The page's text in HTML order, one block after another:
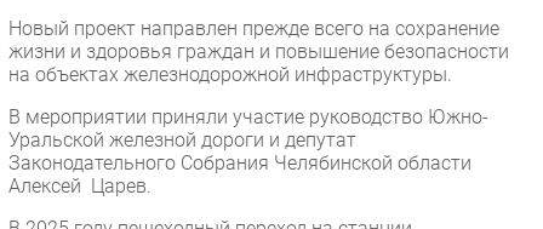
CIO/Управление ИТ
Гаджеты
Здоровье
РАЗДЕЛЫ
Новый проект направлен прежде всего на сохранение
жизни и здоровья граждан и повышение безопасности
на объектах железнодорожной инфраструктуры.
В мероприятии приняли участие руководство Южно-
Уральской железной дороги и депутат
Законодательного Собрания Челябинской области
Алексей Царев.